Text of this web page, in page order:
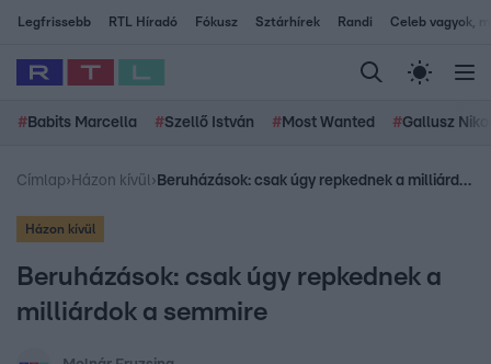
Legfrissebb RTL Híradó Fókusz Sztárhírek Randi Celeb vagyok,
# Babits Marcella #Szellő István # Most Wanted #Gallusz
Címlap› Házon kívül› Beruházások: csak úgy repkednek a milliárdok a semmire
Házon kívül
Beruházások: csak úgy repkednek a
milliárdok a semmire